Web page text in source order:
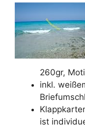
260gr,
inkl.
ist